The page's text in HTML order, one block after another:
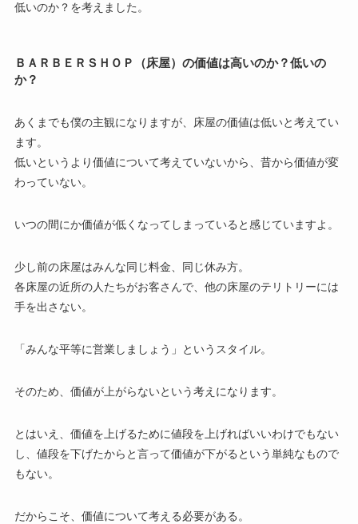
低いのか？を考えました。
ＢＡＲＢＥＲＳＨＯＰ（床屋）の価値は高いのか？低いの
か？
あくまでも僕の主観になりますが、床屋の価値は低いと考えてい
ます。
低いというより価値について考えていないから、昔から価値が変
わっていない。
いつの間にか価値が低くなってしまっていると感じていますよ。
少し前の床屋はみんな同じ料金、同じ休み方。
各床屋の近所の人たちがお客さんで、他の床屋のテリトリーには
手を出さない。
「みんな平等に営業しましょう」というスタイル。
そのため、価値が上がらないという考えになります。
とはいえ、価値を上げるために値段を上げればいいわけでもない
し、値段を下げたからと言って価値が下がるという単純なもので
もない。
だからこそ、価値について考える必要がある。